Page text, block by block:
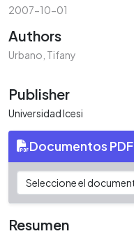
2007-10-01
Authors
Urbano, Tifany
Publisher
Universidad Icesi
Documentos PDF
Resumen